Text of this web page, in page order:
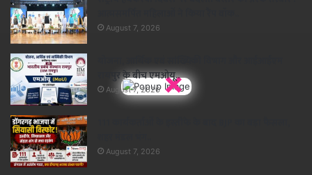
×
August 7, 2026
रायपुर के बीच एमओयू..
August 7, 2026
August 7, 2026